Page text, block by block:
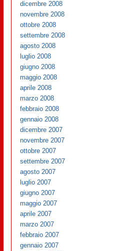
dicembre 2008
novembre 2008
ottobre 2008
settembre 2008
agosto 2008
luglio 2008
giugno 2008
maggio 2008
aprile 2008
marzo 2008
febbraio 2008
gennaio 2008
dicembre 2007
novembre 2007
ottobre 2007
settembre 2007
agosto 2007
luglio 2007
giugno 2007
maggio 2007
aprile 2007
marzo 2007
febbraio 2007
gennaio 2007